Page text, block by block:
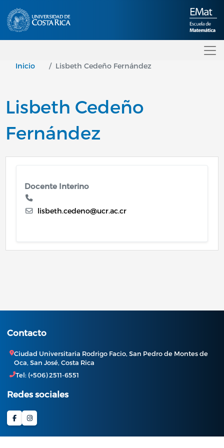
Inicio Lisbeth Cedeño Fernández
Lisbeth Cedeño
Fernández
Docente Interino
lisbeth.cedeno@ucr.ac.cr
Contacto
Ciudad Universitaria Rodrigo Facio, San Pedro de Montes de
Oca, San José, Costa Rica
Tel: (+506) 2511-6551
Redes sociales